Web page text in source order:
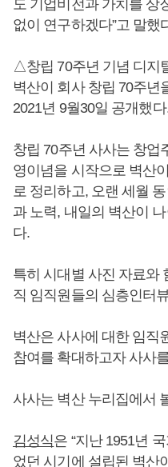
도 기업비전과 가치를 상
없이 연구하겠다”고 말했
△창립 70주년 기념 디지
벽산이 회사 창립 70주년
2021년 9월30일 공개했
창립 70주년 사사는 창업
영이념을 시작으로 벽산
로 정리하고, 오랜 세월
과 노력, 내일의 벽산이
다.
특히 시대별 사진 자료와
직 임직원들의 심층인터
벽산은 사사에 대한 임직
참여를 확대하고자 사사
사사는 벽산 누리집에서
김성식은 “지난 1951년
었던 시기에 설립된 벽산